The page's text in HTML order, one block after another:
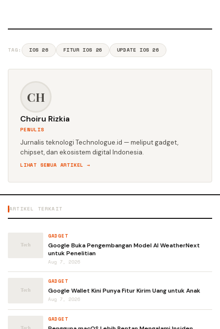
TAG: IOS 26 FITUR IOS 26 UPDATE IOS 26
CH
Choiru Rizkia
PENULIS
Jurnalis teknologi Technologue.id — meliput gadget,
chipset, dan ekosistem digital Indonesia.
LIHAT SEMUA ARTIKEL →
ARTIKEL TERKAIT
GADGET
Google Buka Pengembangan Model AI WeatherNext
untuk Penelitian
Aug 7, 2026
GADGET
Google Wallet Kini Punya Fitur Kirim Uang untuk Anak
Aug 7, 2026
GADGET